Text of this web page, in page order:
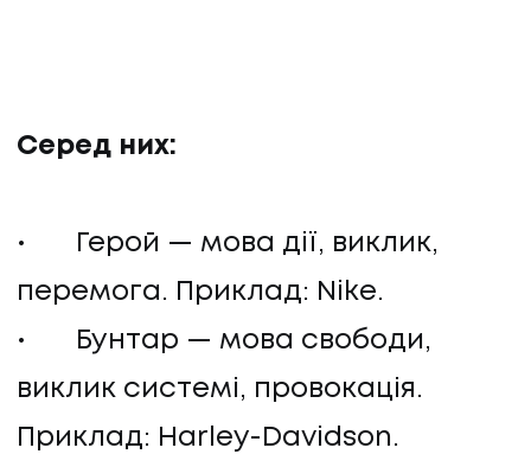
Серед них:
• Герой — мова дії, виклик,
перемога. Приклад: Nike.
• Бунтар — мова свободи,
виклик системі, провокація.
Приклад: Harley-Davidson.
©2026
Політика конфіденційності